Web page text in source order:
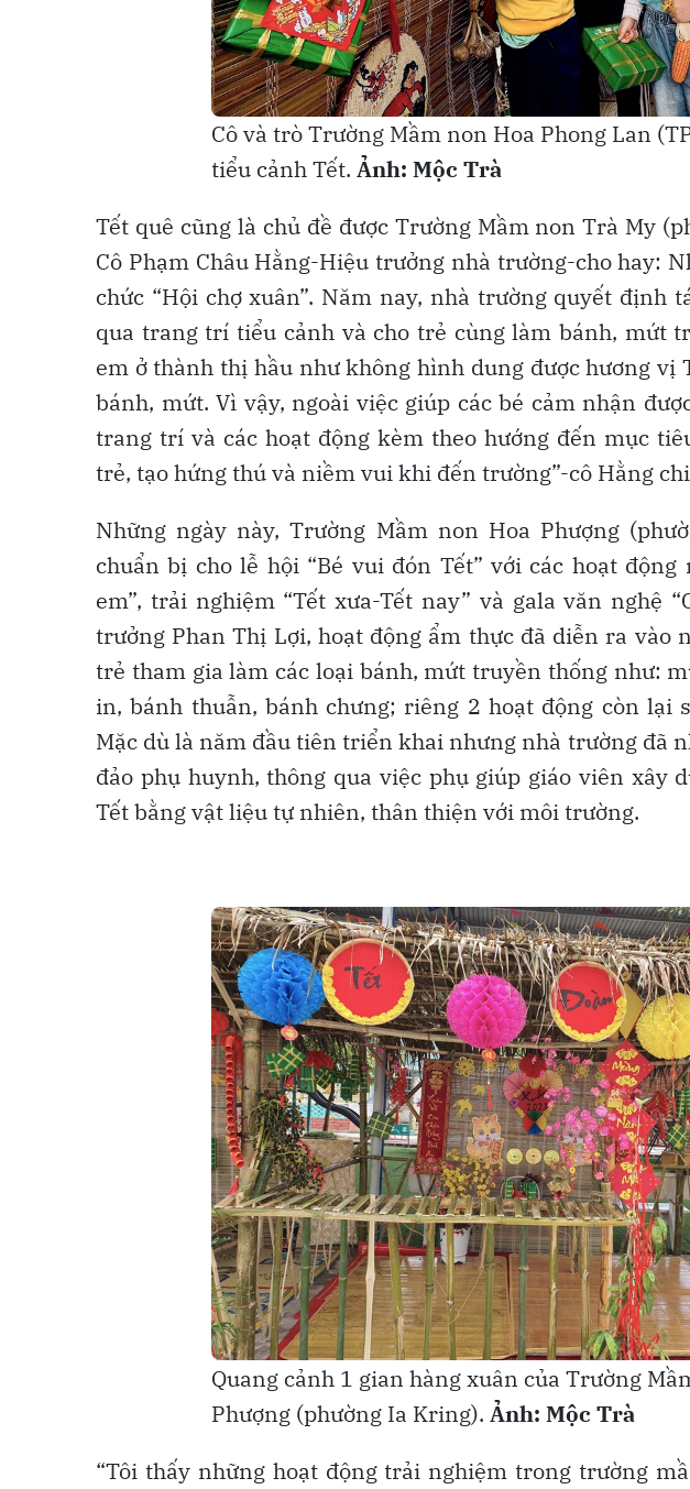
Cô và trò Trường Mầm non Hoa Phong Lan
tiểu cảnh Tết. Ảnh: Mộc Trà
Tết quê cũng là chủ đề được Trường Mầm non Trà My
Cô Phạm Châu Hằng-Hiệu trưởng nhà trường-cho hay:
chức “Hội chợ xuân”. Năm nay, nhà trường quyết định
qua trang trí tiểu cảnh và cho trẻ cùng làm bánh, mứt
em ở thành thị hầu như không hình dung được hương vị
bánh, mứt. Vì vậy, ngoài việc giúp các bé cảm nhận
trang trí và các hoạt động kèm theo hướng đến mục
trẻ, tạo hứng thú và niềm vui khi đến trường”-cô Hằng
Những ngày này, Trường Mầm non Hoa Phượng
chuẩn bị cho lễ hội “Bé vui đón Tết” với các hoạt
em”, trải nghiệm “Tết xưa-Tết nay” và gala văn nghệ
trưởng Phan Thị Lợi, hoạt động ẩm thực đã diễn ra vào
trẻ tham gia làm các loại bánh, mứt truyền thống như:
in, bánh thuẫn, bánh chưng; riêng 2 hoạt động còn lại
Mặc dù là năm đầu tiên triển khai nhưng nhà trường đã
đảo phụ huynh, thông qua việc phụ giúp giáo viên xây
Tết bằng vật liệu tự nhiên, thân thiện với môi trường.
Quang cảnh 1 gian hàng xuân của Trường
Phượng (phường Ia Kring). Ảnh: Mộc Trà
“Tôi thấy những hoạt động trải nghiệm trong trường